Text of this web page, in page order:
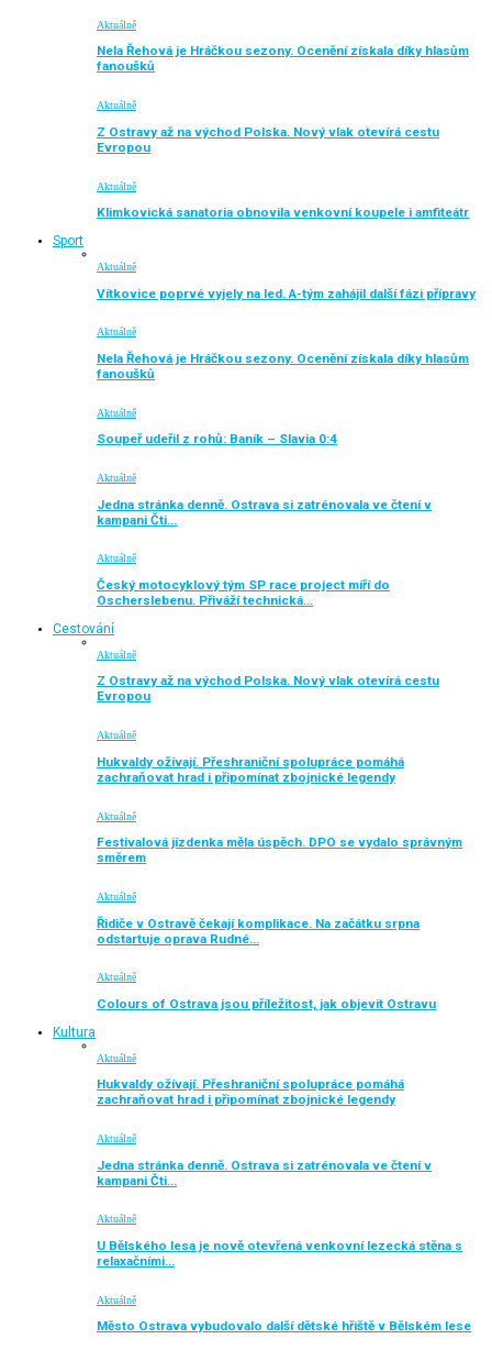
Aktuálně
Nela Řehová je Hráčkou sezony. Ocenění získala díky hlasům
fanoušků
Aktuálně
Z Ostravy až na východ Polska. Nový vlak otevírá cestu
Evropou
Aktuálně
Klimkovická sanatoria obnovila venkovní koupele i amfiteátr
Sport
Aktuálně
Vítkovice poprvé vyjely na led. A-tým zahájil další fázi přípravy
Aktuálně
Nela Řehová je Hráčkou sezony. Ocenění získala díky hlasům
fanoušků
Aktuálně
Soupeř udeřil z rohů: Baník – Slavia 0:4
Aktuálně
Jedna stránka denně. Ostrava si zatrénovala ve čtení v
kampani Čti…
Aktuálně
Český motocyklový tým SP race project míří do
Oscherslebenu. Přiváží technická…
Cestování
Aktuálně
Z Ostravy až na východ Polska. Nový vlak otevírá cestu
Evropou
Aktuálně
Hukvaldy ožívají. Přeshraniční spolupráce pomáhá
zachraňovat hrad i připomínat zbojnické legendy
Aktuálně
Festivalová jízdenka měla úspěch. DPO se vydalo správným
směrem
Aktuálně
Řidiče v Ostravě čekají komplikace. Na začátku srpna
odstartuje oprava Rudné…
Aktuálně
Colours of Ostrava jsou příležitost, jak objevit Ostravu
Kultura
Aktuálně
Hukvaldy ožívají. Přeshraniční spolupráce pomáhá
zachraňovat hrad i připomínat zbojnické legendy
Aktuálně
Jedna stránka denně. Ostrava si zatrénovala ve čtení v
kampani Čti…
Aktuálně
U Bělského lesa je nově otevřená venkovní lezecká stěna s
relaxačními…
Aktuálně
Město Ostrava vybudovalo další dětské hřiště v Bělském lese